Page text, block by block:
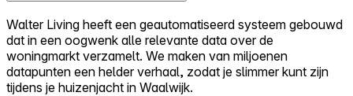
Walter Living heeft een geautomatiseerd systeem gebouwd
dat in een oogwenk alle relevante data over de
woningmarkt verzamelt. We maken van miljoenen
datapunten een helder verhaal, zodat je slimmer kunt zijn
tijdens je huizenjacht in Waalwijk.